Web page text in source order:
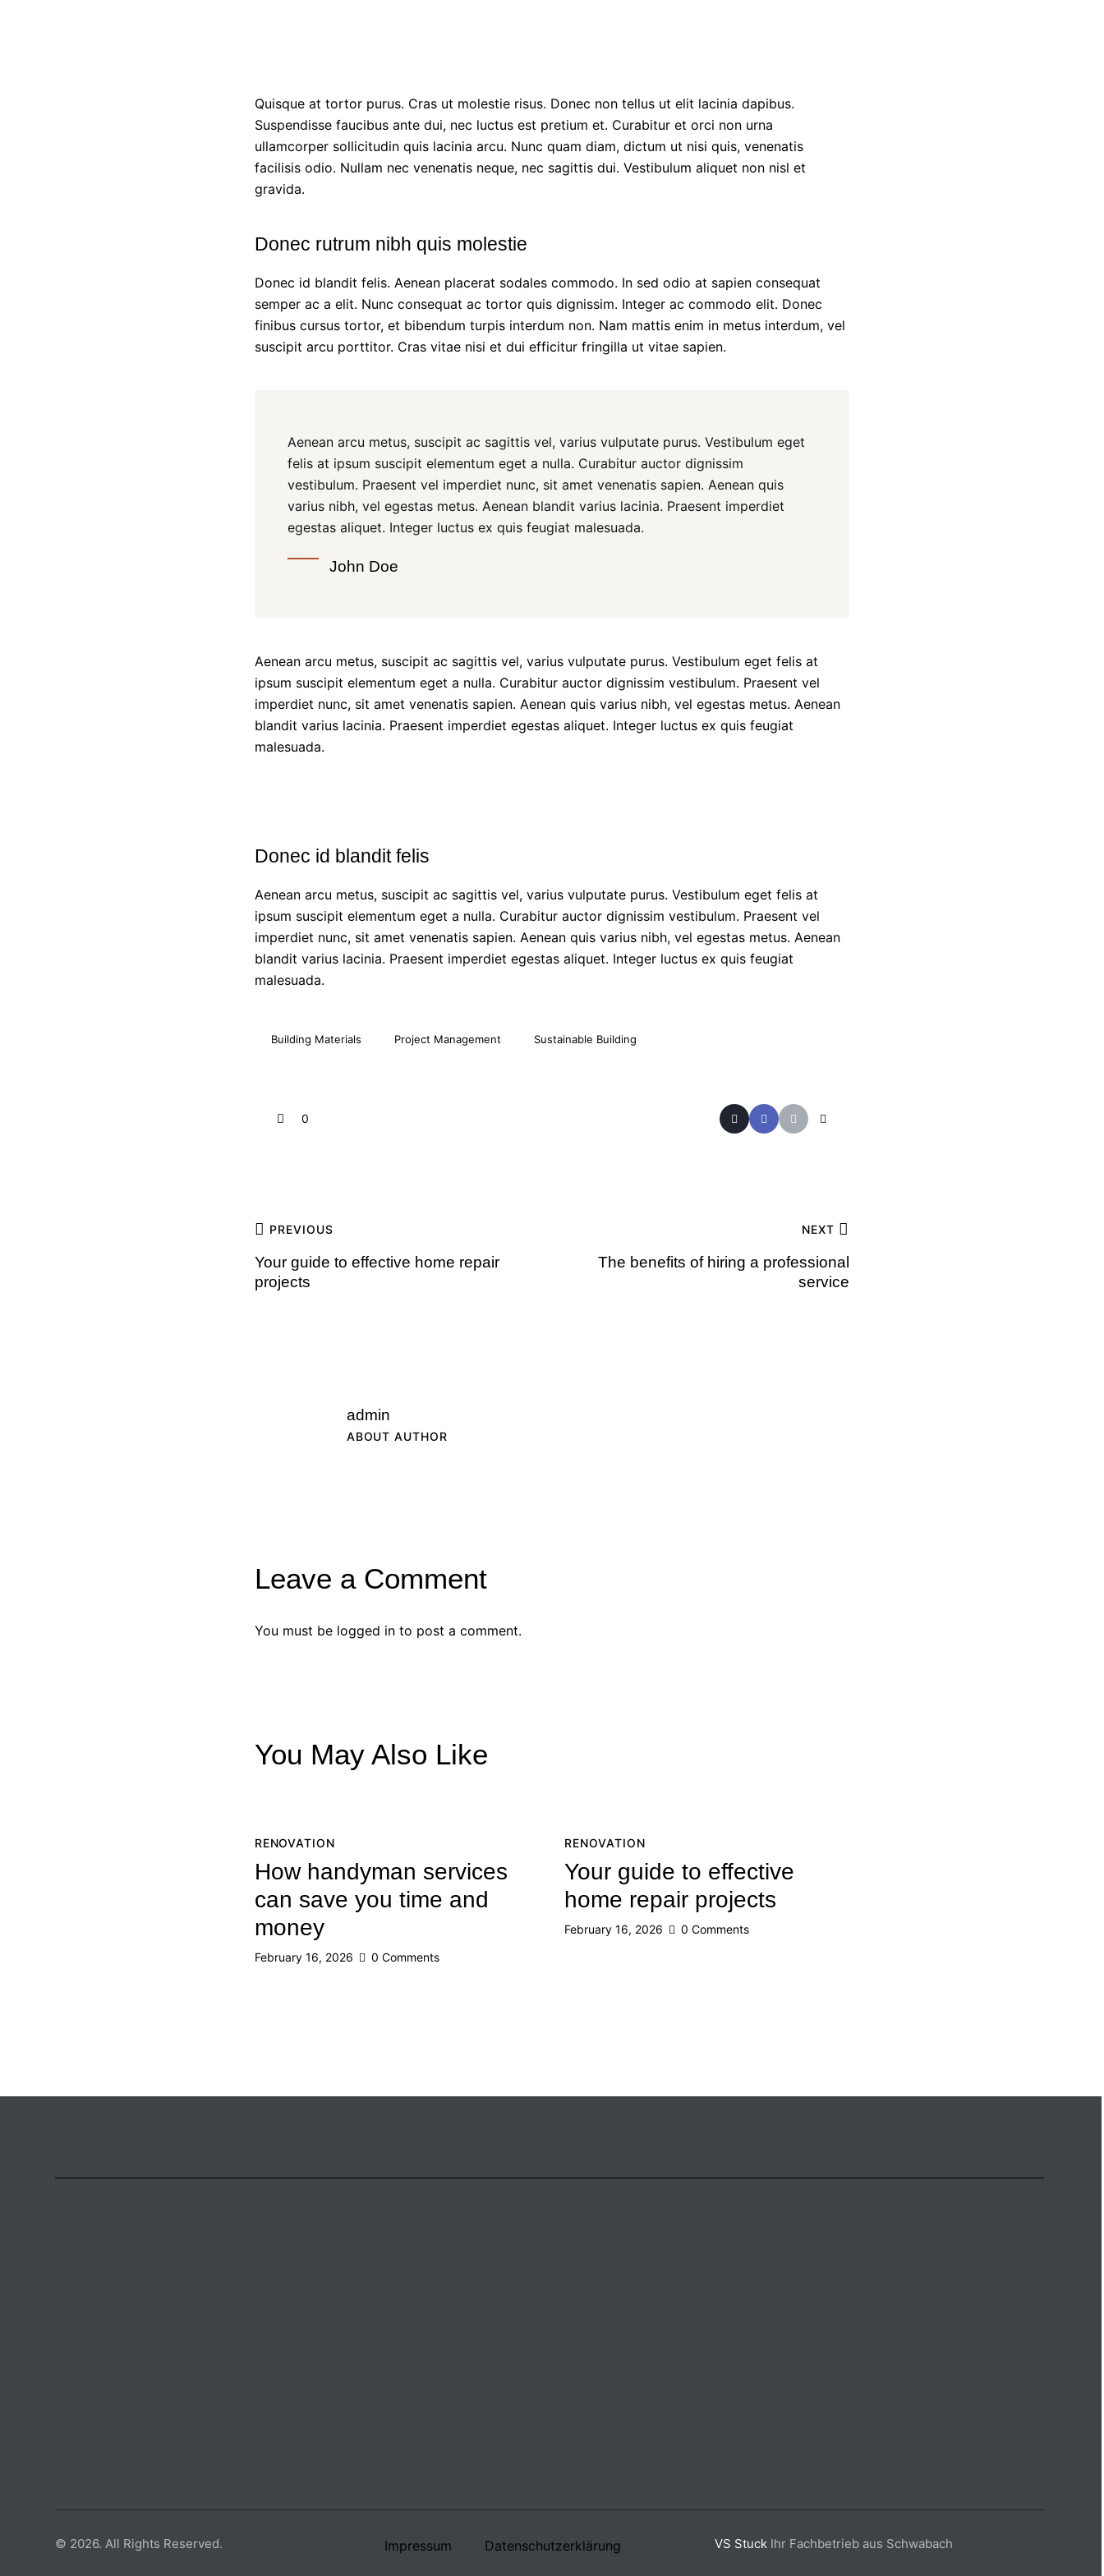
Quisque at tortor purus. Cras ut molestie risus. Donec non tellus ut elit lacinia dapibus.
Suspendisse faucibus ante dui, nec luctus est pretium et. Curabitur et orci non urna
ullamcorper sollicitudin quis lacinia arcu. Nunc quam diam, dictum ut nisi quis, venenatis
facilisis odio. Nullam nec venenatis neque, nec sagittis dui. Vestibulum aliquet non nisl et
gravida.
Donec rutrum nibh quis molestie
Donec id blandit felis. Aenean placerat sodales commodo. In sed odio at sapien consequat
semper ac a elit. Nunc consequat ac tortor quis dignissim. Integer ac commodo elit. Donec
finibus cursus tortor, et bibendum turpis interdum non. Nam mattis enim in metus interdum, vel
suscipit arcu porttitor. Cras vitae nisi et dui efficitur fringilla ut vitae sapien.
Aenean arcu metus, suscipit ac sagittis vel, varius vulputate purus. Vestibulum eget
felis at ipsum suscipit elementum eget a nulla. Curabitur auctor dignissim
vestibulum. Praesent vel imperdiet nunc, sit amet venenatis sapien. Aenean quis
varius nibh, vel egestas metus. Aenean blandit varius lacinia. Praesent imperdiet
egestas aliquet. Integer luctus ex quis feugiat malesuada.
John Doe
Aenean arcu metus, suscipit ac sagittis vel, varius vulputate purus. Vestibulum eget felis at
ipsum suscipit elementum eget a nulla. Curabitur auctor dignissim vestibulum. Praesent vel
imperdiet nunc, sit amet venenatis sapien. Aenean quis varius nibh, vel egestas metus. Aenean
blandit varius lacinia. Praesent imperdiet egestas aliquet. Integer luctus ex quis feugiat
malesuada.
Donec id blandit felis
Aenean arcu metus, suscipit ac sagittis vel, varius vulputate purus. Vestibulum eget felis at
ipsum suscipit elementum eget a nulla. Curabitur auctor dignissim vestibulum. Praesent vel
imperdiet nunc, sit amet venenatis sapien. Aenean quis varius nibh, vel egestas metus. Aenean
blandit varius lacinia. Praesent imperdiet egestas aliquet. Integer luctus ex quis feugiat
malesuada.
Building Materials Project Management Sustainable Building
0
PREVIOUS
Your guide to effective home repair
projects
NEXT
The benefits of hiring a professional
service
admin
ABOUT AUTHOR
Leave a Comment
You must be logged into post a comment.
You May Also Like
RENOVATION
How handyman services
can save you time and
money
February 16, 2026 0 Comments
RENOVATION
Your guide to effective
home repair projects
February 16, 2026 0 Comments
© 2026. All Rights Reserved. Impressum Datenschutzerklärung VS Stuck Ihr Fachbetrieb aus Schwabach